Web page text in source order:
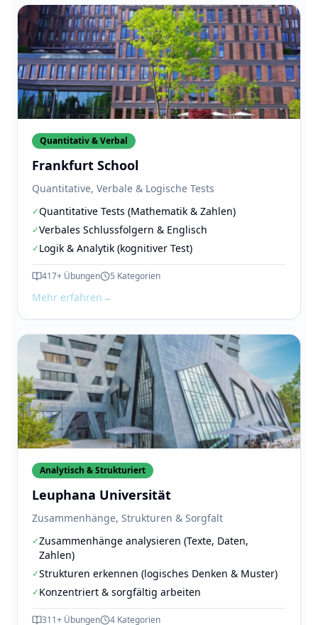
Quantitativ & Verbal
Frankfurt School
Quantitative, Verbale & Logische Tests
✓Quantitative Tests (Mathematik & Zahlen)
✓Verbales Schlussfolgern & Englisch
✓Logik & Analytik (kognitiver Test)
417+ Übungen 5 Kategorien
Mehr erfahren →
Analytisch & Strukturiert
Leuphana Universität
Zusammenhänge, Strukturen & Sorgfalt
✓Zusammenhänge analysieren (Texte, Daten,
Zahlen)
✓Strukturen erkennen (logisches Denken & Muster)
✓Konzentriert & sorgfältig arbeiten
311+ Übungen 4 Kategorien